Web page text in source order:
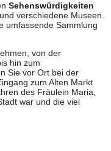
Sehenswürdigkeiten
verschiedene Museen.
umfassende Sammlung
von der
hin zum
Sie vor Ort bei der
zum Alten Markt
des Fräulein Maria,
war und die viel